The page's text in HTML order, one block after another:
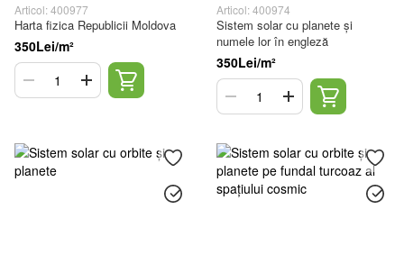
Articol: 400977
Harta fizica Republicii Moldova
350Lei/m²
Articol: 400974
Sistem solar cu planete și
numele lor în engleză
350Lei/m²